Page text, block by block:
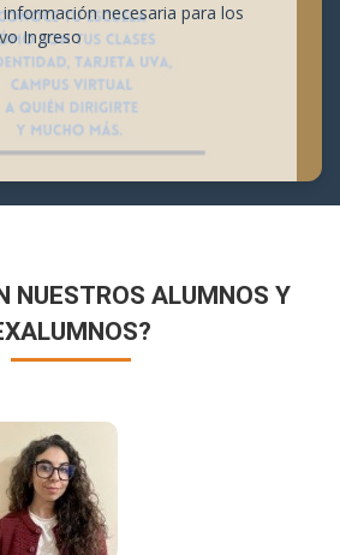
necesaria para los
Ingreso
NUESTROS ALUMNOS Y